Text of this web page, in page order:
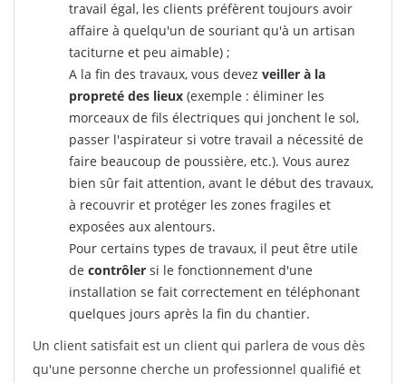
travail égal, les clients préfèrent toujours avoir
affaire à quelqu'un de souriant qu'à un artisan
taciturne et peu aimable) ;
A la fin des travaux, vous devez veiller à la
propreté des lieux (exemple : éliminer les
morceaux de fils électriques qui jonchent le sol,
passer l'aspirateur si votre travail a nécessité de
faire beaucoup de poussière, etc.). Vous aurez
bien sûr fait attention, avant le début des travaux,
à recouvrir et protéger les zones fragiles et
exposées aux alentours.
Pour certains types de travaux, il peut être utile
de contrôler si le fonctionnement d'une
installation se fait correctement en téléphonant
quelques jours après la fin du chantier.
Un client satisfait est un client qui parlera de vous dès
qu'une personne cherche un professionnel qualifié et